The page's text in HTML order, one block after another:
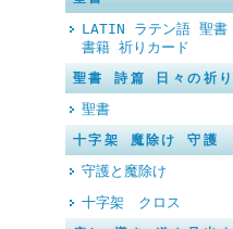
LATIN ラテン語 聖書
書籍 祈りカード
聖書 詩篇 日々の祈り
聖書
十字架 魔除け 守護
守護と魔除け
十字架 クロス